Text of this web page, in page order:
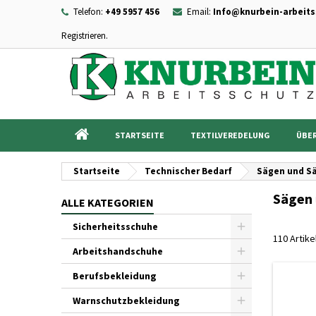
Telefon: +49 5957 456 Email: Info@knurbein-
Registrieren.
STARTSEITE TEXTILVEREDELUNG
Startseite Technischer Bedarf Sägen und
ALLE KATEGORIEN
Sicherheitsschuhe
Arbeitshandschuhe
Berufsbekleidung
Warnschutzbekleidung
110
add_circle_outline